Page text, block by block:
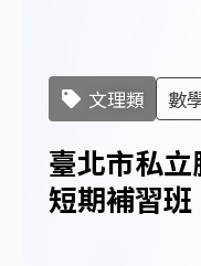
文理類 數
臺北市私
短期補習班